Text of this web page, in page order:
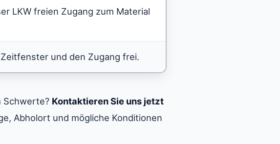
LKW freien Zugang zum Material
und den Zugang frei.
Schwerte? Kontaktieren Sie uns jetzt
Abholort und mögliche Konditionen